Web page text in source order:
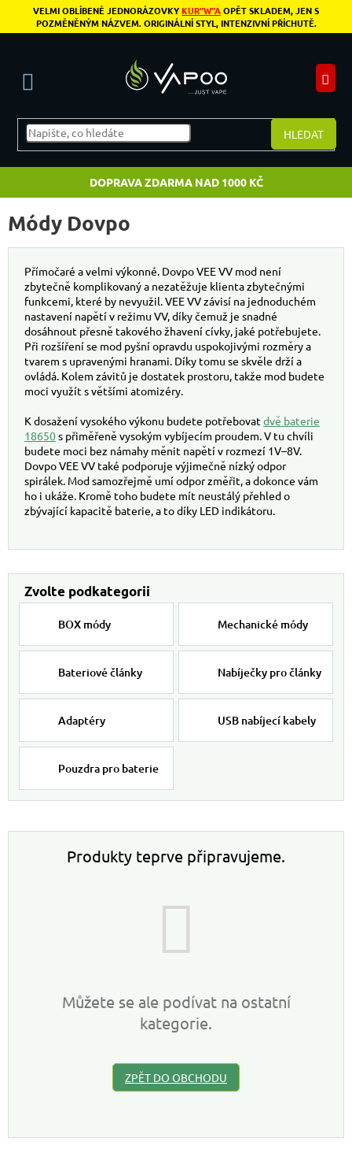
Přejít na obsah
VELMI OBLÍBENÉ JEDNORÁZOVKYKUR"W"AOPĚT SKLADEM, JEN S
POZMĚNĚNÝM NÁZVEM. ORIGINÁLNÍ STYL, INTENZIVNÍ PŘÍCHUTĚ.
HLEDAT
DOPRAVA ZDARMA NAD 1000 KČ
Módy Dovpo
Přímočaré a velmi výkonné. Dovpo VEE VV mod není
zbytečně komplikovaný a nezatěžuje klienta zbytečnými
funkcemi, které by nevyužil. VEE VV závisí na jednoduchém
nastavení napětí v režimu VV, díky čemuž je snadné
dosáhnout přesně takového žhavení cívky, jaké potřebujete.
Při rozšíření se mod pyšní opravdu uspokojivými rozměry a
tvarem s upravenými hranami. Díky tomu se skvěle drží a
ovládá. Kolem závitů je dostatek prostoru, takže mod budete
moci využít s většími atomizéry.
K dosažení vysokého výkonu budete potřebovatdvě baterie
18650s přiměřeně vysokým vybíjecím proudem. V tu chvíli
budete moci bez námahy měnit napětí v rozmezí 1V–8V.
Dovpo VEE VV také podporuje výjimečně nízký odpor
spirálek. Mod samozřejmě umí odpor změřit, a dokonce vám
ho i ukáže. Kromě toho budete mít neustálý přehled o
zbývající kapacitě baterie, a to díky LED indikátoru.
BOX módy Mechanické módy
Bateriové články Nabíječky pro články
Adaptéry USB nabíjecí kabely
Pouzdra pro baterie
Produkty teprve připravujeme.
Můžete se ale podívat na ostatní
kategorie.
ZPĚT DO OBCHODU